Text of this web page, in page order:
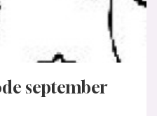
september